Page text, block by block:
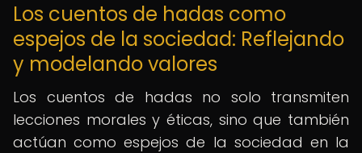
Los cuentos de hadas como
espejos de la sociedad: Reflejando
y modelando valores
Los cuentos de hadas no solo transmiten
lecciones morales y éticas, sino que también
actúan como espejos de la sociedad en la